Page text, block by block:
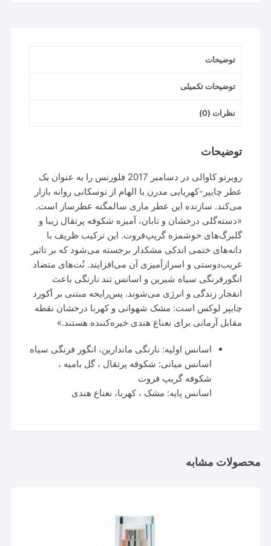
توضیحات
توضیحات تکمیلی
نظرات (0)
توضیحات
روبرتو کاوالی در دسامبر 2017 فلورنس را به عنوان یک
عطر چایپر-کهربایی مدرن با الهام از توسکانی روانه بازار
می‌کند. سازنده این عطر ماری سالمگنه عطرساز است.
«دسته‌گلی درخشان و تابان، آمیزه شکوفه پرتقال زیبا و
گلبرگ‌های خوشمزه گریپ‌فروت. این ترکیب ظریف با
دانه‌های ختمی اندکی مشکدار برجسته می‌شود که بر تاثیر
غریب‌دوستی و اسرارآمیزی آن می‌افزایند. نُت‌های متضاد
انگورفرنگی سیاه شیرین و اسانس تند نارنگی باعث
انفجار زندگی و انرژی می‌شوند. پس‌رایحه مبتنی بر آکورد
چایپر لوکس است: مشک شهوانی و کهربا درخشان نقطه
مقابل آرمانی برای نعناع هندی خیره‌کننده هستند.»
اسانس اولیه: نارنگی ماندارین، انگور فرنگی سیاه
اسانس میانی: شکوفه پرتقال ، گل بامیه ،
شکوفه گریپ فروت
اسانس پایه: مشک ، کهربا، نعناع هندی
محصولات مشابه